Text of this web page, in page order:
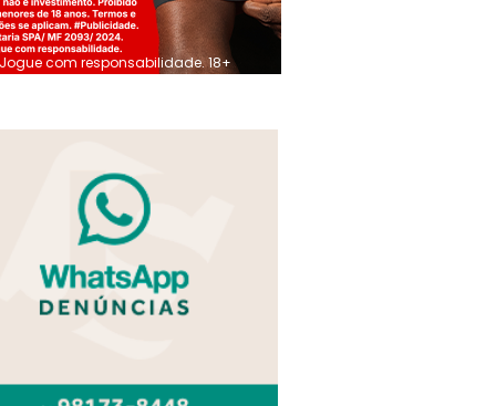
Jogue com responsabilidade. 18+